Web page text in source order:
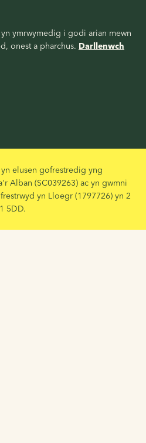
ymrwymedig i godi arian mewn
onest a pharchus. Darllenwch
elusen gofrestredig yng
Alban (SC039263) ac yn gwmni
yn Lloegr (1797726) yn 2
5DD.